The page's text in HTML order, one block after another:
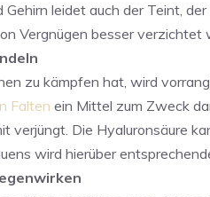
leidet auch der Teint,
Vergnügen besser verzichtet
zu kämpfen hat, wird
Falten ein Mittel zum Zweck
verjüngt. Die Hyaluronsäure
wird hierüber